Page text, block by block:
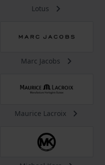
Lotus
Marc Jacobs
Maurice Lacroix